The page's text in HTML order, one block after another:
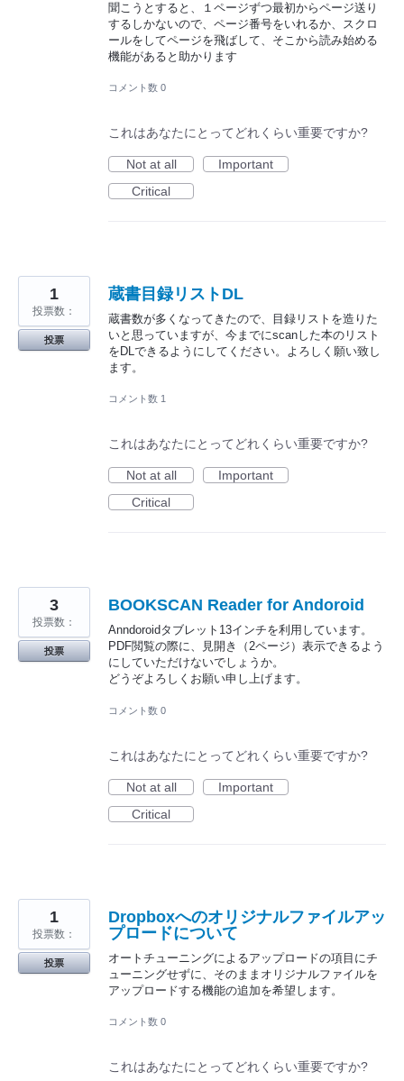
聞こうとすると、１ページずつ最初からページ送り
するしかないので、ページ番号をいれるか、スクロ
ールをしてページを飛ばして、そこから読み始める
機能があると助かります
コメント数 0
これはあなたにとってどれくらい重要ですか?
Not at all
Important
Critical
蔵書目録リストDL
蔵書数が多くなってきたので、目録リストを造りた
いと思っていますが、今までにscanした本のリスト
をDLできるようにしてください。よろしく願い致し
ます。
1
投票数：
投票
コメント数 1
これはあなたにとってどれくらい重要ですか?
Not at all
Important
Critical
BOOKSCAN Reader for Andoroid
Anndoroidタブレット13インチを利用しています。
PDF閲覧の際に、見開き（2ページ）表示できるよう
にしていただけないでしょうか。
どうぞよろしくお願い申し上げます。
3
投票数：
投票
コメント数 0
これはあなたにとってどれくらい重要ですか?
Not at all
Important
Critical
Dropboxへのオリジナルファイルアッ
プロードについて
オートチューニングによるアップロードの項目にチ
ューニングせずに、そのままオリジナルファイルを
アップロードする機能の追加を希望します。
1
投票数：
投票
コメント数 0
これはあなたにとってどれくらい重要ですか?